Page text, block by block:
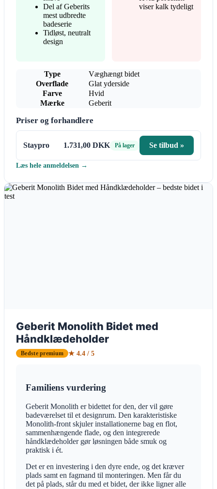
Del af Geberits
mest udbredte
badeserie
Tidløst, neutralt
design
viser kalk tydeligt
Type
Væghængt bidet
Overflade
Glat yderside
Farve
Hvid
Mærke
Geberit
Priser og forhandlere
Staypro 1.731,00 DKK På lager Se tilbud »
Læs hele anmeldelsen →
Geberit Monolith Bidet med
Håndklædeholder
Bedste premium ★ 4.4 / 5
Familiens vurdering
Geberit Monolith er bidettet for den, der vil gøre
badeværelset til et designrum. Den karakteristiske
Monolith-front skjuler installationerne bag en flot,
sammenhængende flade, og den integrerede
håndklædeholder gør løsningen både smuk og
praktisk i ét.
Det er en investering i den dyre ende, og det kræver
plads samt en fagmand til monteringen. Men får du
det på plads, står du med et bidet, der ikke ligner alle